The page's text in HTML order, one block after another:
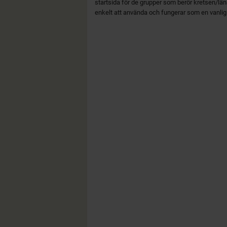
startsida för de grupper som berör kretsen/
enkelt att använda och fungerar som en